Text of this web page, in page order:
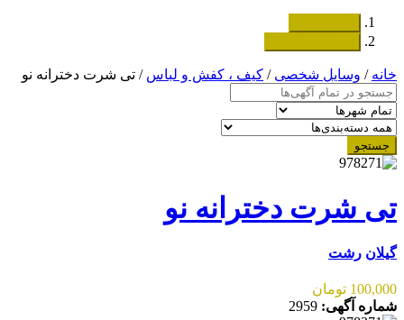
خانه/ وسایل شخصی / کیف ، کفش و لباس/ تی شرت دخترانه نو
جستجو
تی شرت دخترانه نو
گیلان رشت
100,000 تومان
شماره آگهی: 2959